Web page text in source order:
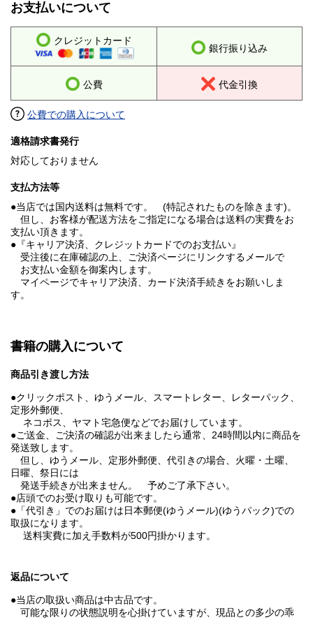
お支払いについて
クレジットカード
銀行振り込み
公費 代金引換
公費での購入について
適格請求書発行
対応しておりません
支払方法等
●当店では国内送料は無料です。 (特記されたものを除きます)。
但し、お客様が配送方法をご指定になる場合は送料の実費をお
支払い頂きます。
●『キャリア決済、クレジットカードでのお支払い』
受注後に在庫確認の上、ご決済ページにリンクするメールで
お支払い金額を御案内します。
マイページでキャリア決済、カード決済手続きをお願いしま
す。
書籍の購入について
商品引き渡し方法
●クリックポスト、ゆうメール、スマートレター、レターパック、
定形外郵便、
ネコポス、ヤマト宅急便などでお届けしています。
●ご送金、ご決済の確認が出来ましたら通常、24時間以内に商品を
発送致します。
但し、ゆうメール、定形外郵便、代引きの場合、火曜・土曜、
日曜、祭日には
発送手続きが出来ません。 予めご了承下さい。
●店頭でのお受け取りも可能です。
●「代引き」でのお届けは日本郵便(ゆうメール)(ゆうパック)での
取扱になります。
送料実費に加え手数料が500円掛かります。
返品について
●当店の取扱い商品は中古品です。
可能な限りの状態説明を心掛けていますが、現品との多少の乖